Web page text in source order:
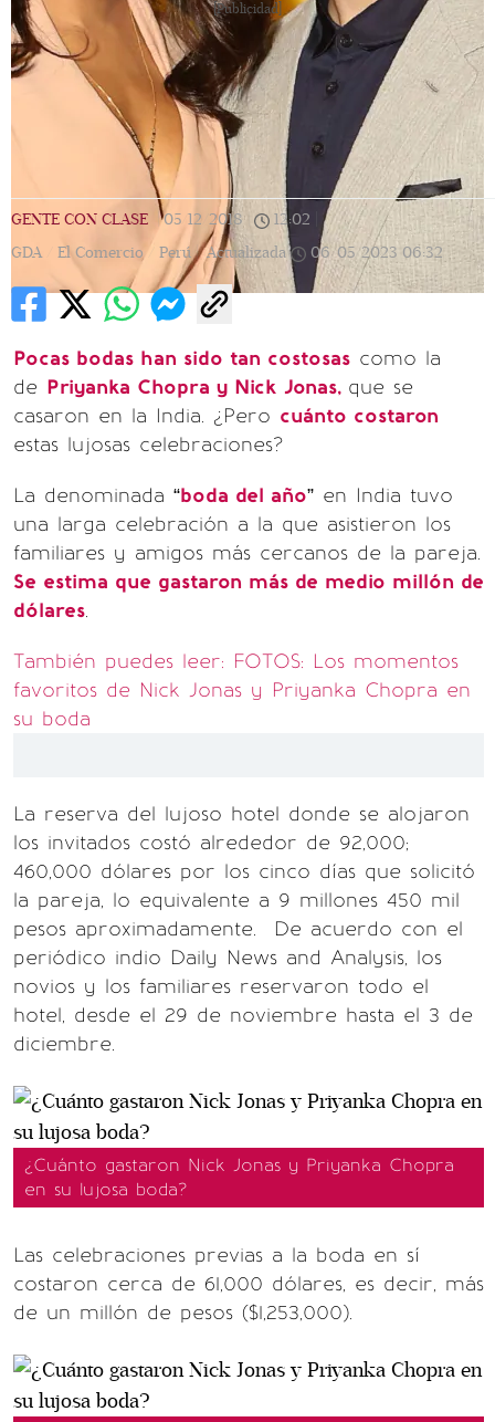
[Publicidad]
GENTE CON CLASE 05/12/2018 12:02
GDA / El Comercio / Perú | Actualizada 06/05/2023 06:32
Pocas bodas han sido tan costosas como la
de Priyanka Chopra y Nick Jonas, que se
casaron en la India. ¿Pero cuánto costaron
estas lujosas celebraciones?
La denominada “boda del año” en India tuvo
una larga celebración a la que asistieron los
familiares y amigos más cercanos de la pareja.
Se estima que gastaron más de medio millón de
dólares.
También puedes leer: FOTOS: Los momentos
favoritos de Nick Jonas y Priyanka Chopra en
su boda
La reserva del lujoso hotel donde se alojaron
los invitados costó alrededor de 92,000;
460,000 dólares por los cinco días que solicitó
la pareja, lo equivalente a 9 millones 450 mil
pesos aproximadamente. De acuerdo con el
periódico indio Daily News and Analysis, los
novios y los familiares reservaron todo el
hotel, desde el 29 de noviembre hasta el 3 de
diciembre.
¿Cuánto gastaron Nick Jonas y Priyanka Chopra
en su lujosa boda?
Las celebraciones previas a la boda en sí
costaron cerca de 61,000 dólares, es decir, más
de un millón de pesos ($1,253,000).